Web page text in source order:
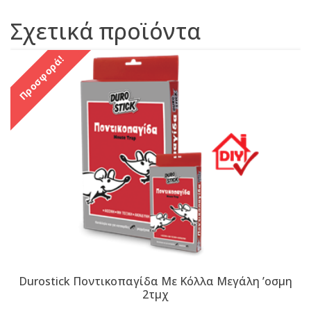
Σχετικά προϊόντα
Προσφορά!
Durostick Ποντικοπαγίδα Με Κόλλα Μεγάλη ʼοσμη
2τμχ